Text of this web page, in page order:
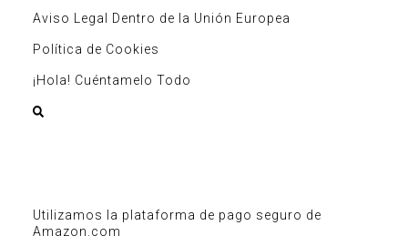
Aviso Legal Dentro de la Unión Europea
Política de Cookies
¡Hola! Cuéntamelo Todo
Utilizamos la plataforma de pago seguro de
Amazon.com